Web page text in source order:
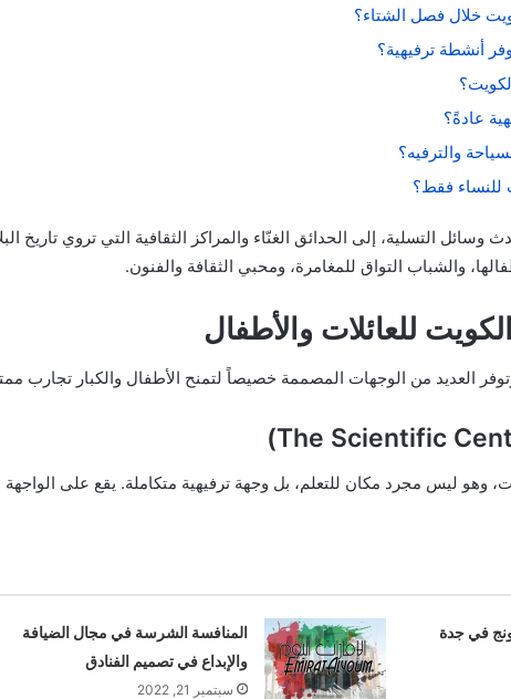
خلال فصل الشتاء؟
أنشطة ترفيهية؟
عادةً؟
والترفيه؟
للنساء فقط؟
التسلية، إلى الحدائق الغنّاء والمراكز الثقافية التي تروي تاريخ
والشباب التواق للمغامرة، ومحبي الثقافة والفنون.
للعائلات والأطفال
وتوفر العديد من الوجهات المصممة خصيصاً لتمنح الأطفال والكبار تجارب
وهو ليس مجرد مكان للتعلم، بل وجهة ترفيهية متكاملة. يقع على
في جدة
المنافسة الشرسة في مجال الضيافة
والإبداع في تصميم الفنادق
سبتمبر 21, 2022